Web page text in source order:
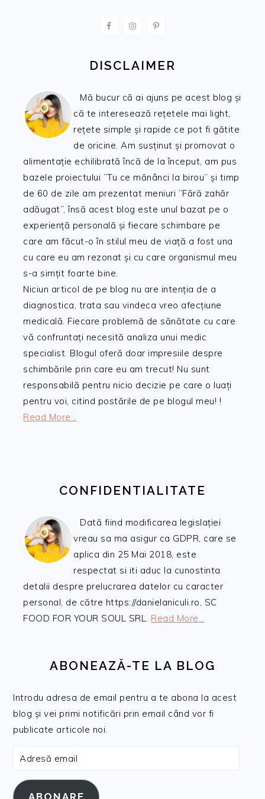
DISCLAIMER
Mă bucur că ai ajuns pe acest blog și
că te interesează rețetele mai light,
rețete simple și rapide ce pot fi gătite
de oricine. Am susținut și promovat o
alimentație echilibrată încă de la început, am pus
bazele proiectului ”Tu ce mănânci la birou” și timp
de 60 de zile am prezentat meniuri ”Fără zahăr
adăugat”, însă acest blog este unul bazat pe o
experiență personală și fiecare schimbare pe
care am făcut-o în stilul meu de viață a fost una
cu care eu am rezonat și cu care organismul meu
s-a simțit foarte bine.
Niciun articol de pe blog nu are intenția de a
diagnostica, trata sau vindeca vreo afecțiune
medicală. Fiecare problemă de sănătate cu care
vă confruntați necesită analiza unui medic
specialist. Blogul oferă doar impresiile despre
schimbările prin care eu am trecut! Nu sunt
responsabilă pentru nicio decizie pe care o luați
pentru voi, citind postările de pe blogul meu! !
Read More…
CONFIDENTIALITATE
Dată fiind modificarea legislației
vreau sa ma asigur ca GDPR, care se
aplica din 25 Mai 2018, este
respectat si iti aduc la cunostinta
detalii despre prelucrarea datelor cu caracter
personal, de către https://danielaniculi.ro, SC
FOOD FOR YOUR SOUL SRL. Read More…
ABONEAZĂ-TE LA BLOG
Introdu adresa de email pentru a te abona la acest
blog și vei primi notificări prin email când vor fi
publicate articole noi.
Adresă